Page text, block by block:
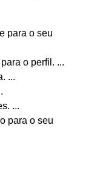
para o seu
o perfil. ...
...
...
para o seu